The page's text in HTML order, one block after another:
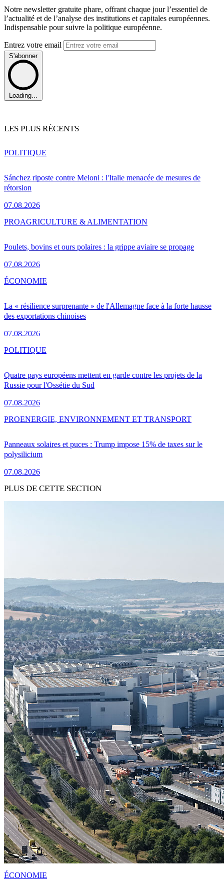
Notre newsletter gratuite phare, offrant chaque jour l’essentiel de
l’actualité et de l’analyse des institutions et capitales européennes.
Indispensable pour suivre la politique européenne.
Entrez votre email
S'abonner
Loading...
LES PLUS RÉCENTS
Sánchez riposte contre Meloni : l'Italie menacée de mesures de
rétorsion
07.08.2026
POLITIQUE
Poulets, bovins et ours polaires : la grippe aviaire se propage
07.08.2026
PROAGRICULTURE & ALIMENTATION
La « résilience surprenante » de l'Allemagne face à la forte hausse
des exportations chinoises
07.08.2026
ÉCONOMIE
Quatre pays européens mettent en garde contre les projets de la
Russie pour l'Ossétie du Sud
07.08.2026
POLITIQUE
Panneaux solaires et puces : Trump impose 15% de taxes sur le
polysilicium
07.08.2026
PROENERGIE, ENVIRONNEMENT ET TRANSPORT
PLUS DE CETTE SECTION
ÉCONOMIE